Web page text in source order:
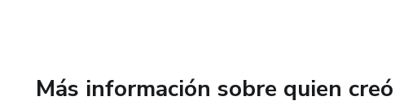
Más información sobre quien